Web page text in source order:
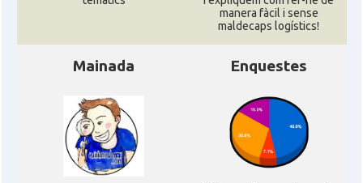
manera fàcil i sense
maldecaps logí­stics!
Mainada Enquestes